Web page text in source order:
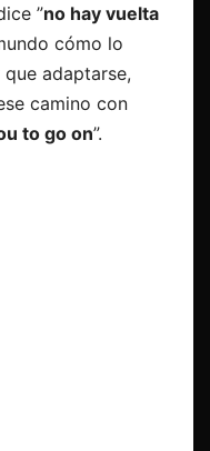
”no hay vuelta
cómo lo
adaptarse,
camino con
to go on”.